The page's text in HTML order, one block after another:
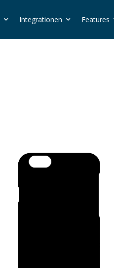
Integrationen Features